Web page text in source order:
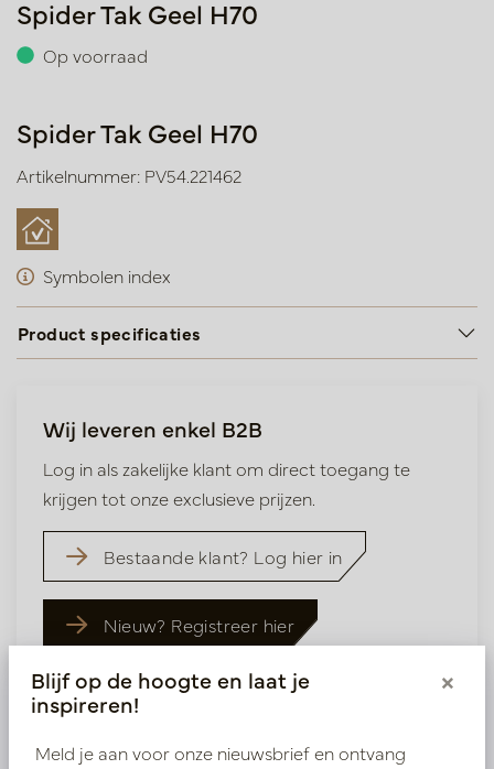
Spider Tak Geel H70
Op voorraad
Spider Tak Geel H70
Artikelnummer: PV54.221462
Symbolen index
Product specificaties
Wij leveren enkel B2B
Log in als zakelijke klant om direct toegang te
krijgen tot onze exclusieve prijzen.
Bestaande klant? Log hier in
Nieuw? Registreer hier
Blijf op de hoogte en laat je
inspireren!
×
Meld je aan voor onze nieuwsbrief en ontvang